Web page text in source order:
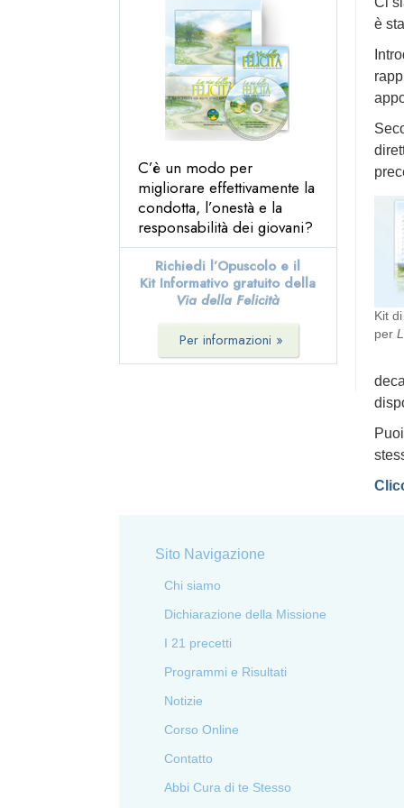
altri ciò che non vorresti
che gli altri facessero a te
20. Cerca di trattare gli altri
come vorresti che gli altri
trattassero te
21. Fiorisci e Prospera
Epilogo
è
Kit
per
C’è un modo per
migliorare effettivamente la
condotta, l’onestà e la
responsabilità dei giovani?
Richiedi l’Opuscolo e il
Kit Informativo gratuito della
Via della Felicità
Per informazioni »
Sito Navigazione
Chi siamo
Dichiarazione della Missione
I 21 precetti
Programmi e Risultati
Notizie
Corso Online
Contatto
Abbi Cura di te Stesso